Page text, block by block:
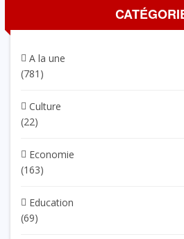
A la une
(781)
Culture
(22)
Economie
(163)
Education
(69)